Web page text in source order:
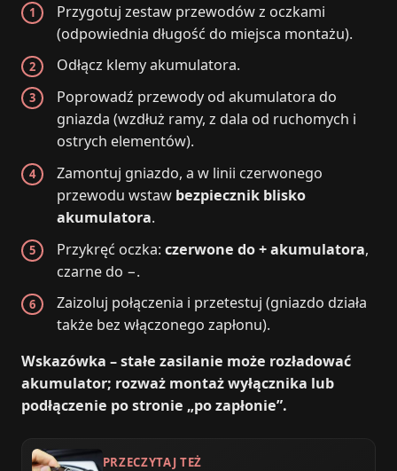
Przygotuj zestaw przewodów z oczkami
(odpowiednia długość do miejsca montażu).
Odłącz klemy akumulatora.
Poprowadź przewody od akumulatora do
gniazda (wzdłuż ramy, z dala od ruchomych i
ostrych elementów).
Zamontuj gniazdo, a w linii czerwonego
przewodu wstaw bezpiecznik blisko
akumulatora.
Przykręć oczka:czerwone do + akumulatora,
czarne do −.
Zaizoluj połączenia i przetestuj (gniazdo działa
także bez włączonego zapłonu).
Wskazówka – stałe zasilanie może rozładować
akumulator; rozważ montaż wyłącznika lub
podłączenie po stronie „po zapłonie”.
PRZECZYTAJ TEŻ